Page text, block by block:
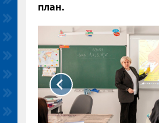
план.